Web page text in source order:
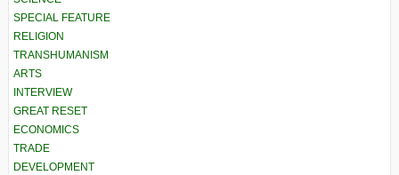
SPECIAL FEATURE
RELIGION
TRANSHUMANISM
ARTS
INTERVIEW
GREAT RESET
ECONOMICS
TRADE
DEVELOPMENT